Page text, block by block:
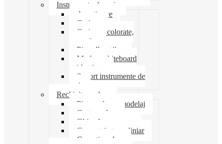
Instrumente de scris
Ascutitoare
Carioca
Creioane colorate,
mecanice
Pix roller stilou
Marker whiteboard
evidentiator
Suport instrumente de
scris
Rechizite scolare
Pictura desen modelaj
Creta scolara
Ghiozdane penare
Geometrie trusa liniar
Coperti scolare